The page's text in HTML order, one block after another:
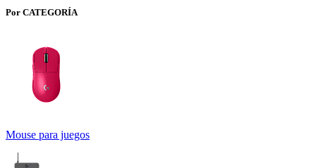
Por CATEGORÍA
Mouse para juegos